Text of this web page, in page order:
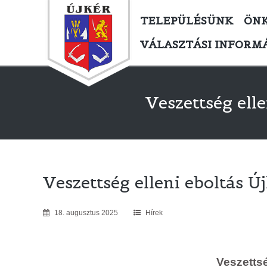
TELEPÜLÉSÜNK
VÁLASZTÁSI
Veszettség
Veszettség elleni eboltás
18. augusztus 2025 Hírek